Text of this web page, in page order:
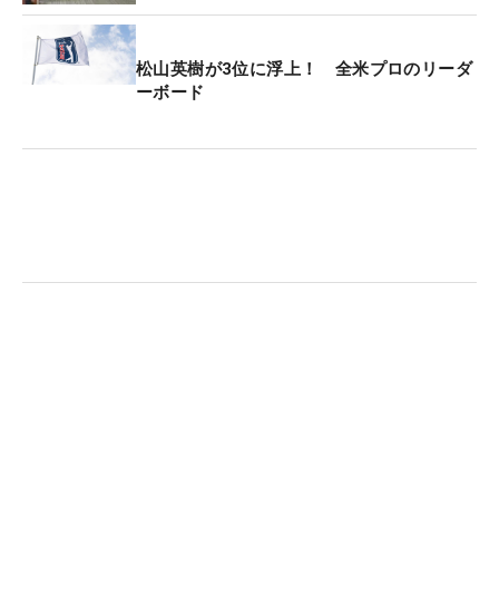
松山英樹が3位に浮上！ 全米プロのリーダ
ーボード